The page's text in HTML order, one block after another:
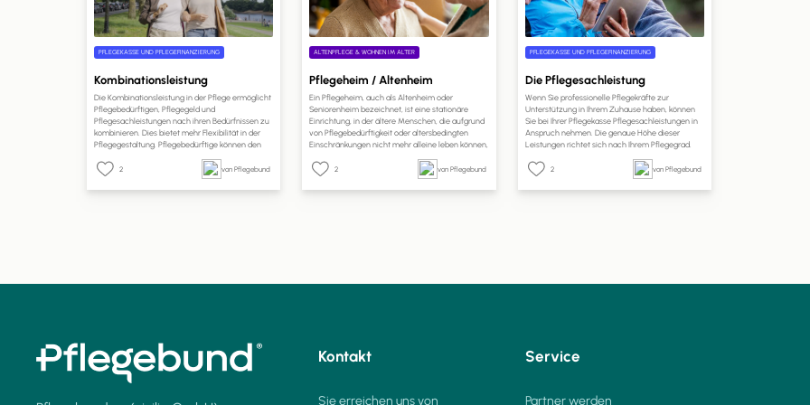
PFLEGEKASSE UND PFLEGEFINANZIERUNG
Kombinationsleistung
Die Kombinationsleistung in der Pflege ermöglicht
Pflegebedürftigen, Pflegegeld und
Pflegesachleistungen nach ihren Bedürfnissen zu
kombinieren. Dies bietet mehr Flexibilität in der
Pflegegestaltung. Pflegebedürftige können den
bei der Pflegekasse ist erforderlich, und die
Kostenabrechnung erfolgt direkt mit den
Pflegeleistungserbringern. Dies ermöglicht eine
2 von Pflegebund
ALTENPFLEGE & WOHNEN IM ALTER
Pflegeheim / Altenheim
Ein Pflegeheim, auch als Altenheim oder
Seniorenheim bezeichnet, ist eine stationäre
Einrichtung, in der ältere Menschen, die aufgrund
von Pflegebedürftigkeit oder altersbedingten
Einschränkungen nicht mehr alleine leben können,
erhalten. Pflegeheime sind spezialisierte
Einrichtungen, die rund um die Uhr professionelle
Pflege und Unterstützung bieten.
2 von Pflegebund
PFLEGEKASSE UND PFLEGEFINANZIERUNG
Die Pflegesachleistung
Wenn Sie professionelle Pflegekräfte zur
Unterstützung in Ihrem Zuhause haben, können
Sie bei Ihrer Pflegekasse Pflegesachleistungen in
Anspruch nehmen. Die genaue Höhe dieser
Leistungen richtet sich nach Ihrem Pflegegrad.
mit Pflegesachleistungen finanzieren können, wie
hoch Ihr Anspruch ist und wie Sie die
Pflegesachleistungen beantragen können.
2 von Pflegebund
Kontakt
Sie erreichen uns von
Service
Partner werden